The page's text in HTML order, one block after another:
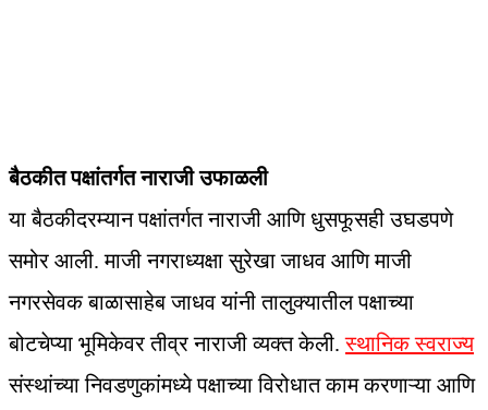
बैठकीत पक्षांतर्गत नाराजी उफाळली
या बैठकीदरम्यान पक्षांतर्गत नाराजी आणि धुसफूसही उघडपणे
समोर आली. माजी नगराध्यक्षा सुरेखा जाधव आणि माजी
नगरसेवक बाळासाहेब जाधव यांनी तालुक्यातील पक्षाच्या
बोटचेप्या भूमिकेवर तीव्र नाराजी व्यक्त केली.स्थानिक स्वराज्य
संस्थांच्या निवडणुकांमध्ये पक्षाच्या विरोधात काम करणाऱ्या आणि